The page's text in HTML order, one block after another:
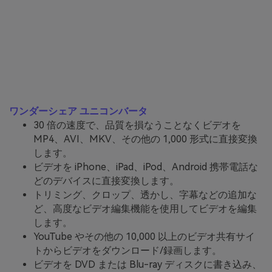
ワンダーシェア ユニコンバータ
30 倍の速度で、品質を損なうことなくビデオを
MP4、AVI、MKV、その他の 1,000 形式に直接変換
します。
ビデオを iPhone、iPad、iPod、Android 携帯電話な
どのデバイスに直接変換します。
トリミング、クロップ、透かし、字幕などの追加な
ど、高度なビデオ編集機能を使用してビデオを編集
します。
YouTube やその他の 10,000 以上のビデオ共有サイ
トからビデオをダウンロード/録画します。
ビデオを DVD または Blu-ray ディスクに書き込み、